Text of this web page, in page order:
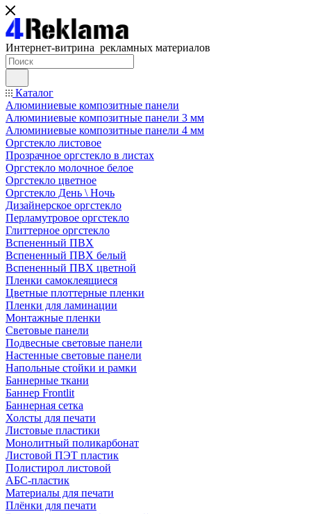
Интернет-витрина рекламных материалов
Каталог
Алюминиевые композитные панели
Алюминиевые композитные панели 3 мм
Алюминиевые композитные панели 4 мм
Оргстекло листовое
Прозрачное оргстекло в листах
Оргстекло молочное белое
Оргстекло цветное
Оргстекло День \ Ночь
Дизайнерское оргстекло
Перламутровое оргстекло
Глиттерное оргстекло
Вспененный ПВХ
Вспененный ПВХ белый
Вспененный ПВХ цветной
Пленки самоклеящиеся
Цветные плоттерные пленки
Пленки для ламинации
Монтажные пленки
Световые панели
Подвесные световые панели
Настенные световые панели
Напольные стойки и рамки
Баннерные ткани
Баннер Frontlit
Баннерная сетка
Холсты для печати
Листовые пластики
Монолитный поликарбонат
Листовой ПЭТ пластик
Полистирол листовой
АБС-пластик
Материалы для печати
Плёнки для печати